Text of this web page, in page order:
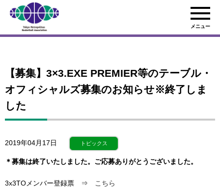
メニュー
【募集】3×3.EXE PREMIER等のテーブル・
オフィシャルズ募集のお知らせ※終了しま
した
2019年04月17日 トピックス
＊募集は終了いたしました。ご応募ありがとうございました。
3x3TOメンバー登録票 ⇒ こちら